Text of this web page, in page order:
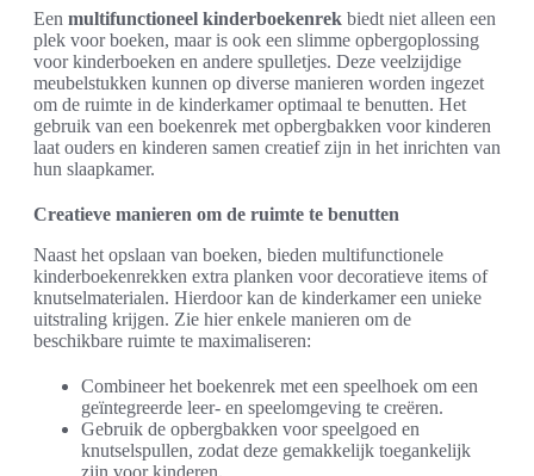
Een multifunctioneel kinderboekenrek biedt niet alleen een
plek voor boeken, maar is ook een slimme opbergoplossing
voor kinderboeken en andere spulletjes. Deze veelzijdige
meubelstukken kunnen op diverse manieren worden ingezet
om de ruimte in de kinderkamer optimaal te benutten. Het
gebruik van een boekenrek met opbergbakken voor kinderen
laat ouders en kinderen samen creatief zijn in het inrichten van
hun slaapkamer.
Creatieve manieren om de ruimte te benutten
Naast het opslaan van boeken, bieden multifunctionele
kinderboekenrekken extra planken voor decoratieve items of
knutselmaterialen. Hierdoor kan de kinderkamer een unieke
uitstraling krijgen. Zie hier enkele manieren om de
beschikbare ruimte te maximaliseren:
Combineer het boekenrek met een speelhoek om een
geïntegreerde leer- en speelomgeving te creëren.
Gebruik de opbergbakken voor speelgoed en
knutselspullen, zodat deze gemakkelijk toegankelijk
zijn voor kinderen.